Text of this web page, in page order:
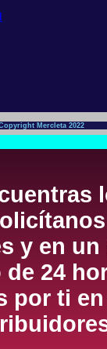
Mercleta 2022
y en un
de 24
por ti